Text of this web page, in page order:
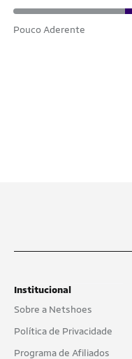
Pouco Aderente
Institucional
Sobre a Netshoes
Política de Privacidade
Programa de Afiliados